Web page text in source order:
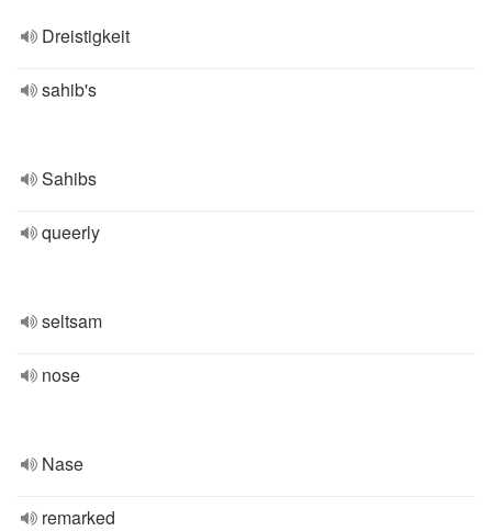
Dreistigkeit
sahib's
Sahibs
queerly
seltsam
nose
Nase
remarked